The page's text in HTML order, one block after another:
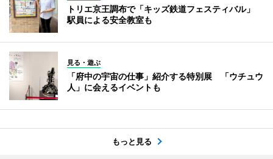
トリエ京王調布で「キッズ鉄道フェスティバル」
駅員による安全教室も
見る・遊ぶ
「府中の宇宙の仕事」紹介する特別展 「ウチュウ
人」に会えるイベントも
もっと見る